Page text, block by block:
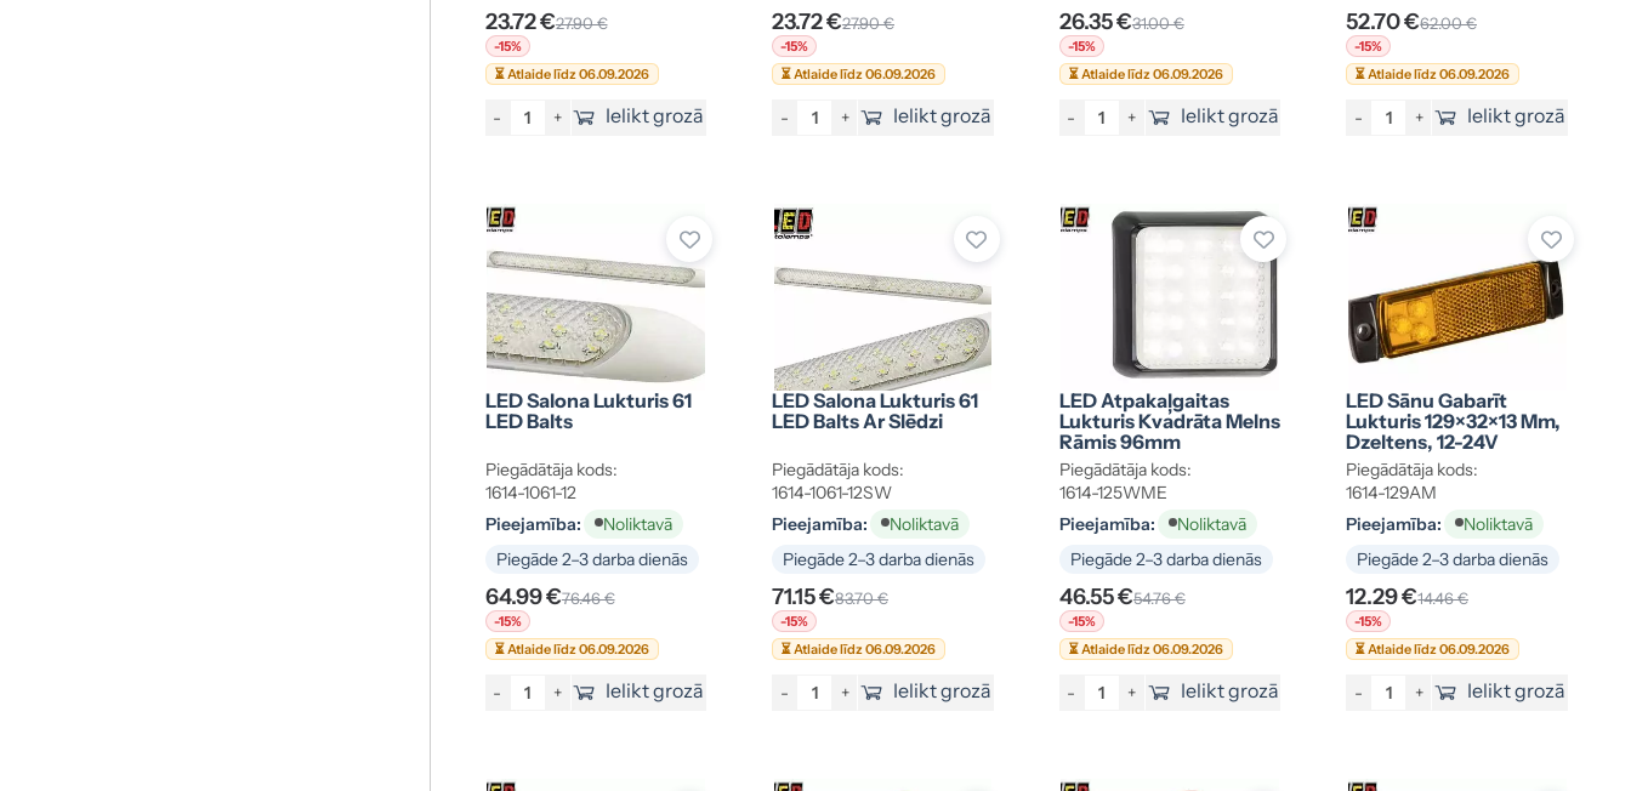
23.72 €27.90 €
-15%
⏳ Atlaide līdz 06.09.2026
- + Ielikt grozā
23.72 €27.90 €
-15%
⏳ Atlaide līdz 06.09.2026
- + Ielikt grozā
26.35 €31.00 €
-15%
⏳ Atlaide līdz 06.09.2026
- + Ielikt grozā
52.70 €62.00 €
-15%
⏳ Atlaide līdz 06.09.2026
- + Ielikt grozā
LED Salona Lukturis 61
LED Balts
Piegādātāja kods:
1614-1061-12
Pieejamība:
Noliktavā
Piegāde 2–3 darba dienās
64.99 €76.46 €
-15%
⏳ Atlaide līdz 06.09.2026
- + Ielikt grozā
LED Salona Lukturis 61
LED Balts Ar Slēdzi
Piegādātāja kods:
1614-1061-12SW
Pieejamība:
Noliktavā
Piegāde 2–3 darba dienās
71.15 €83.70 €
-15%
⏳ Atlaide līdz 06.09.2026
- + Ielikt grozā
LED Atpakaļgaitas
Lukturis Kvadrāta Melns
Rāmis 96mm
Piegādātāja kods:
1614-125WME
Pieejamība:
Noliktavā
Piegāde 2–3 darba dienās
46.55 €54.76 €
-15%
⏳ Atlaide līdz 06.09.2026
- + Ielikt grozā
LED Sānu Gabarīt
Lukturis 129×32×13 Mm,
Dzeltens, 12-24V
Piegādātāja kods:
1614-129AM
Pieejamība:
Noliktavā
Piegāde 2–3 darba dienās
12.29 €14.46 €
-15%
⏳ Atlaide līdz 06.09.2026
- + Ielikt grozā